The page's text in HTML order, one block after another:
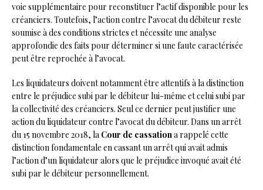
voie supplémentaire pour reconstituer l’actif disponible pour les
créanciers. Toutefois, l’action contre l’avocat du débiteur reste
soumise à des conditions strictes et nécessite une analyse
approfondie des faits pour déterminer si une faute caractérisée
peut être reprochée à l’avocat.
Les liquidateurs doivent notamment être attentifs à la distinction
entre le préjudice subi par le débiteur lui-même et celui subi par
la collectivité des créanciers. Seul ce dernier peut justifier une
action du liquidateur contre l’avocat du débiteur. Dans un arrêt
du 15 novembre 2018, la Cour de cassationa rappelé cette
distinction fondamentale en cassant un arrêt qui avait admis
l’action d’un liquidateur alors que le préjudice invoqué avait été
subi par le débiteur personnellement.